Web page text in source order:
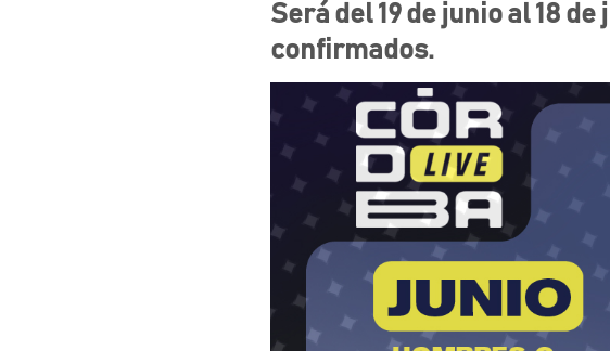
Será del 19 de junio al 18
confirmados.